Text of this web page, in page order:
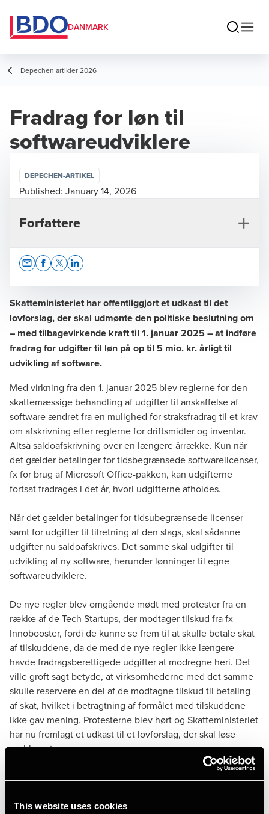
This website uses cookies
DANMARK
Depechen artikler 2026
Fradrag for løn til
softwareudviklere
Skatteministeriet har offentliggjort et udkast til det
lovforslag, der skal udmønte den politiske beslutning om
– med tilbagevirkende kraft til 1. januar 2025 – at indføre
fradrag for udgifter til løn på op til 5 mio. kr. årligt til
udvikling af software.
Med virkning fra den 1. januar 2025 blev reglerne for den
skattemæssige behandling af udgifter til anskaffelse af
software ændret fra en mulighed for straksfradrag til et krav
om afskrivning efter reglerne for driftsmidler og inventar.
Altså saldoafskrivning over en længere årrække. Kun når
det gælder betalinger for tidsbegrænsede softwarelicenser,
fx for brug af Microsoft Office-pakken, kan udgifterne
fortsat fradrages i det år, hvori udgifterne afholdes.
Når det gælder betalinger for tidsubegrænsede licenser
samt for udgifter til tilretning af den slags, skal sådanne
udgifter nu saldoafskrives. Det samme skal udgifter til
udvikling af ny software, herunder lønninger til egne
softwareudviklere.
De nye regler blev omgående mødt med protester fra en
række af de Tech Startups, der modtager tilskud fra fx
Innobooster, fordi de kunne se frem til at skulle betale skat
af tilskuddene, da de med de nye regler ikke længere
havde fradragsberettigede udgifter at modregne heri. Det
ville groft sagt betyde, at virksomhederne med det samme
skulle reservere en del af de modtagne tilskud til betaling
af skat, hvilket i betragtning af formålet med tilskuddene
ikke gav mening. Protesterne blev hørt og Skatteministeriet
har nu fremlagt et udkast til et lovforslag, der skal løse
problemet.
DEPECHEN-ARTIKEL
Published: January 14, 2026
Forfattere
Jesper Pultz Havgaard
Director, Tax Legal